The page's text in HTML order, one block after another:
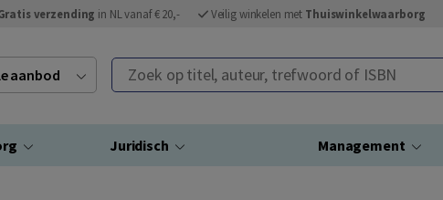
verzending in NL vanaf € 20,- Veilig winkelen met Thuiswinkelwaarborg
aanbod Zoek op titel, auteur, trefwoord of ISBN
Juridisch Management